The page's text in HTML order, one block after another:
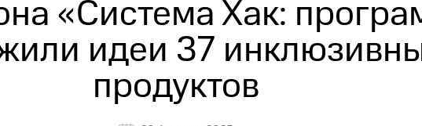
«Система Хак:
идеи 37
продуктов